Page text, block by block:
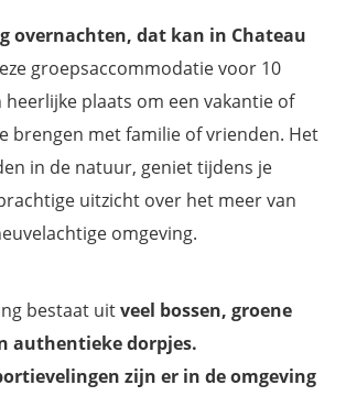
overnachten, dat kan in Chateau
groepsaccommodatie voor 10
heerlijke plaats om een vakantie of
brengen met familie of vrienden. Het
in de natuur, geniet tijdens je
uitzicht over het meer van
omgeving.
bestaat uitveel bossen, groene
authentieke dorpjes.
zijn er in de omgeving